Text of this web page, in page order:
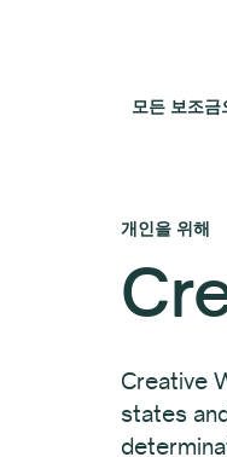
모든 보조금
개인을 위해
Creative
states